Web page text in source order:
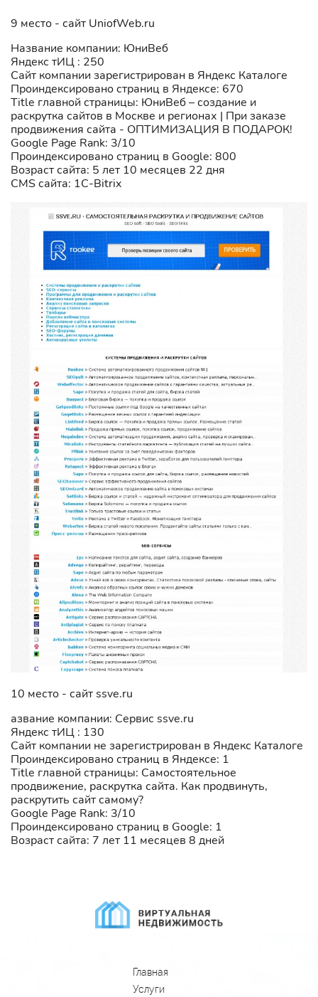
9 место - сайт UniofWeb.ru
Название компании: ЮниВеб
Яндекс тИЦ : 250
Сайт компании зарегистрирован в Яндекс Каталоге
Проиндексировано страниц в Яндексе: 670
Title главной страницы: ЮниВеб – создание и
раскрутка сайтов в Москве и регионах | При заказе
продвижения сайта - ОПТИМИЗАЦИЯ В ПОДАРОК!
Google Page Rank: 3/10
Проиндексировано страниц в Google: 800
Возраст сайта: 5 лет 10 месяцев 22 дня
CMS сайта: 1C-Bitrix
10 место - сайт ssve.ru
азвание компании: Сервис ssve.ru
Яндекс тИЦ : 130
Сайт компании не зарегистрирован в Яндекс Каталоге
Проиндексировано страниц в Яндексе: 1
Title главной страницы: Самостоятельное
продвижение, раскрутка сайта. Как продвинуть,
раскрутить сайт самому?
Google Page Rank: 3/10
Проиндексировано страниц в Google: 1
Возраст сайта: 7 лет 11 месяцев 8 дней
Главная
Услуги